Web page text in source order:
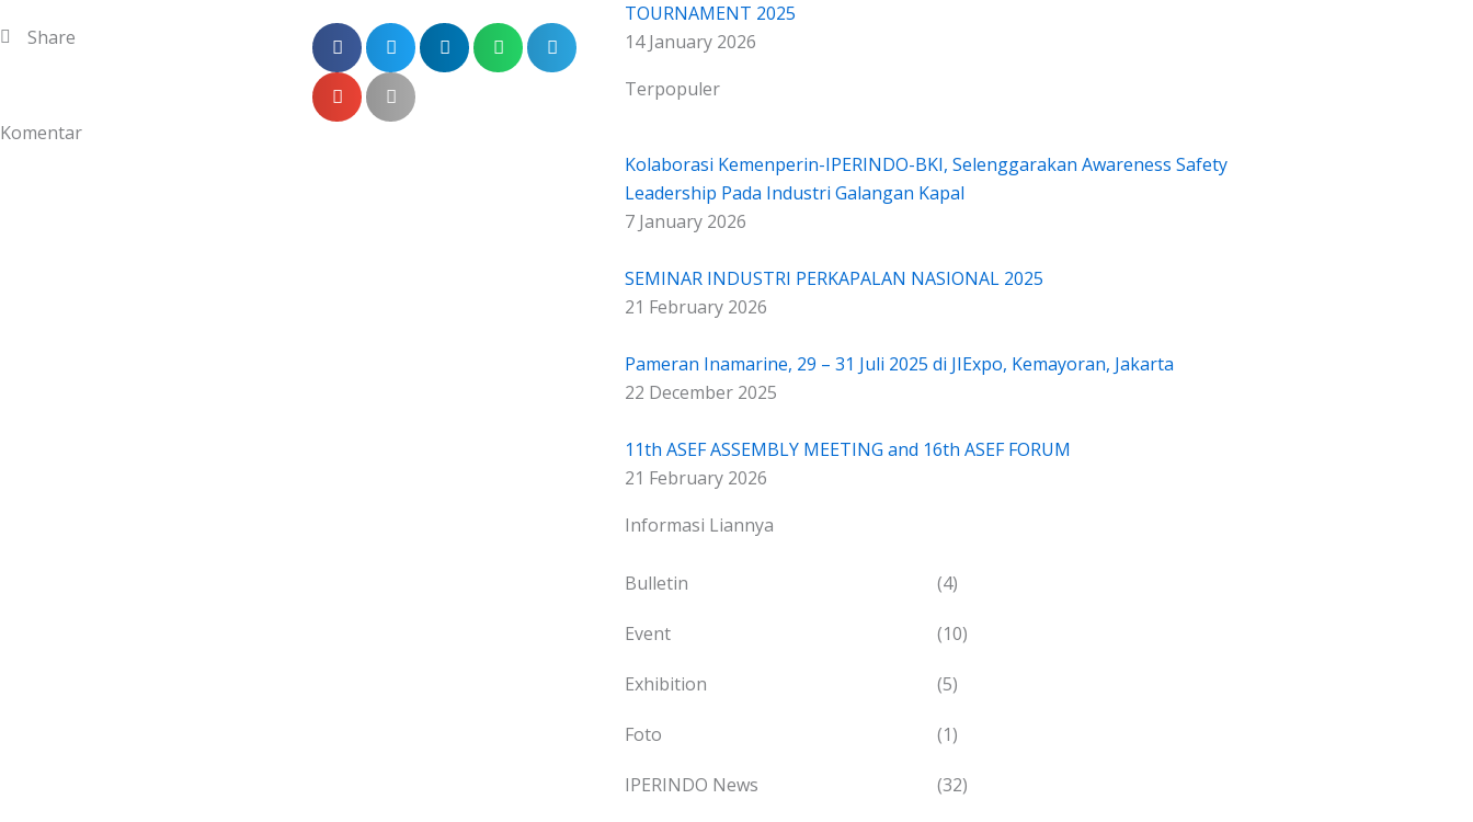
Share
Komentar
TOURNAMENT 2025
14 January 2026
Terpopuler
Kolaborasi Kemenperin-IPERINDO-BKI, Selenggarakan Awareness Safety
Leadership Pada Industri Galangan Kapal
7 January 2026
SEMINAR INDUSTRI PERKAPALAN NASIONAL 2025
21 February 2026
Pameran Inamarine, 29 – 31 Juli 2025 di JIExpo, Kemayoran, Jakarta
22 December 2025
11th ASEF ASSEMBLY MEETING and 16th ASEF FORUM
21 February 2026
Informasi Liannya
Bulletin (4)
Event (10)
Exhibition (5)
Foto (1)
IPERINDO News (32)